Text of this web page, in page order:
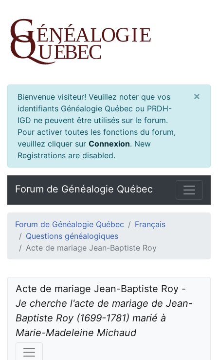
Bienvenue visiteur! Veuillez noter que vos
identifiants Généalogie Québec ou PRDH-
IGD ne peuvent être utilisés sur le forum.
Pour activer toutes les fonctions du forum,
veuillez cliquer sur Connexion. New
Registrations are disabled.
×
Forum de Généalogie Québec
Forum de Généalogie Québec
Français
Questions généalogiques
Acte de mariage Jean-Baptiste Roy
Je cherche l'acte de mariage de Jean-
Baptiste Roy (1699-1781) marié à
Marie-Madeleine Michaud